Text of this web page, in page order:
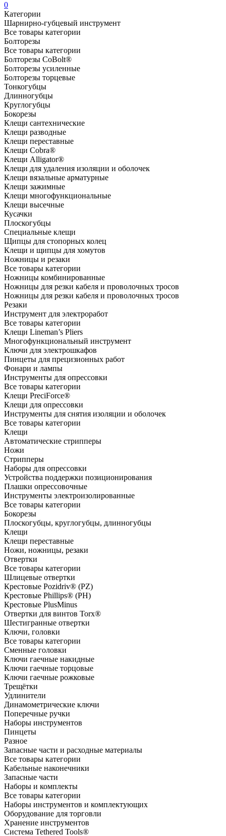
0
Категории
Шарнирно-губцевый инструмент
Все товары категории
Болторезы
Все товары категории
Болторезы CoBolt®
Болторезы усиленные
Болторезы торцевые
Тонкогубцы
Длинногубцы
Круглогубцы
Бокорезы
Клещи сантехнические
Клещи разводные
Клещи переставные
Клещи Cobra®
Клещи Alligator®
Клещи для удаления изоляции и оболочек
Клещи вязальные арматурные
Клещи зажимные
Клещи многофункциональные
Клещи высечные
Кусачки
Плоскогубцы
Специальные клещи
Щипцы для стопорных колец
Клещи и щипцы для хомутов
Ножницы и резаки
Все товары категории
Ножницы комбинированные
Ножницы для резки кабеля и проволочных тросов
Ножницы для резки кабеля и проволочных тросов
Резаки
Инструмент для электроработ
Все товары категории
Клещи Lineman’s Pliers
Многофункциональный инструмент
Ключи для электрошкафов
Пинцеты для прецизионных работ
Фонари и лампы
Инструменты для опрессовки
Все товары категории
Клещи PreciForce®
Клещи для опрессовки
Инструменты для снятия изоляции и оболочек
Все товары категории
Клещи
Автоматические стрипперы
Ножи
Стрипперы
Наборы для опрессовки
Устройства поддержки позиционирования
Плашки опрессовочные
Инструменты электроизолированные
Все товары категории
Бокорезы
Плоскогубцы, круглогубцы, длинногубцы
Клещи
Клещи переставные
Ножи, ножницы, резаки
Отвертки
Все товары категории
Шлицевые отвертки
Крестовые Pozidriv® (PZ)
Крестовые Phillips® (PH)
Крестовые PlusMinus
Отвертки для винтов Torx®
Шестигранные отвертки
Ключи, головки
Все товары категории
Сменные головки
Ключи гаечные накидные
Ключи гаечные торцовые
Ключи гаечные рожковые
Трещётки
Удлинители
Динамометрические ключи
Поперечные ручки
Наборы инструментов
Пинцеты
Разное
Запасные части и расходные материалы
Все товары категории
Кабельные наконечники
Запасные части
Наборы и комплекты
Все товары категории
Наборы инструментов и комплектующих
Оборудование для торговли
Хранение инс­тру­мен­тов
Система Tethered Tools®